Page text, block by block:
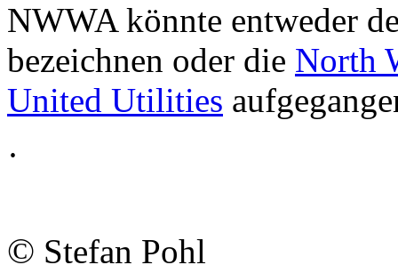
NWWA könnte entweder
bezeichnen oder die North
United Utilities
·
© Stefan Pohl